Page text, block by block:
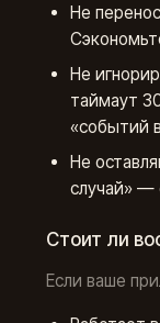
Не
Не
таймаут
«событий
Не
случай» —
Стоит ли
Если ваше